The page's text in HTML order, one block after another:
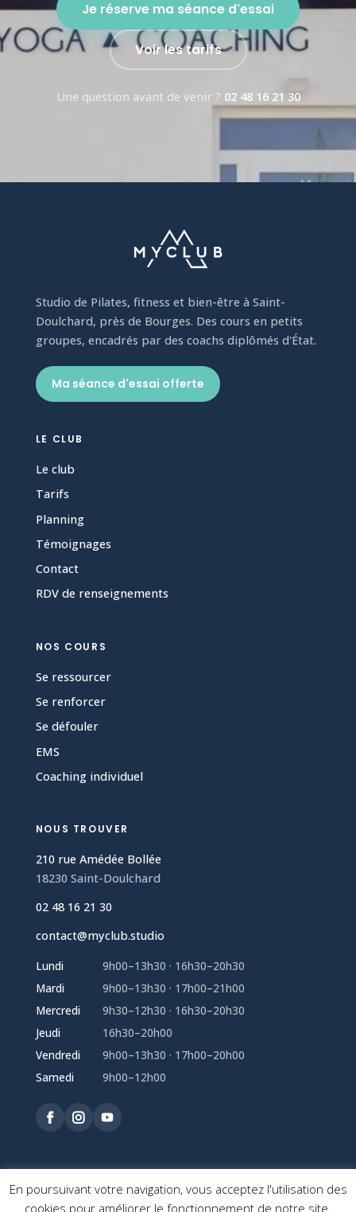
Je réserve ma séance d'essai
Voir les tarifs
Une question avant de venir ? 02 48 16 21 30
Studio de Pilates, fitness et bien-être à Saint-
Doulchard, près de Bourges. Des cours en petits
groupes, encadrés par des coachs diplômés d'État.
Ma séance d'essai offerte
LE CLUB
Le club
Tarifs
Planning
Témoignages
Contact
RDV de renseignements
NOS COURS
Se ressourcer
Se renforcer
Se défouler
EMS
Coaching individuel
NOUS TROUVER
210 rue Amédée Bollée
18230 Saint-Doulchard
02 48 16 21 30
contact@myclub.studio
Lundi
9h00–13h30 · 16h30–20h30
Mardi
9h00–13h30 · 17h00–21h00
Mercredi
9h30–12h30 · 16h30–20h30
Jeudi
16h30–20h00
Vendredi
9h00–13h30 · 17h00–20h00
Samedi
9h00–12h00
 
Mentions légales - Politique de confidentialité
En poursuivant votre navigation, vous acceptez l'utilisation des
cookies pour améliorer le fonctionnement de notre site.